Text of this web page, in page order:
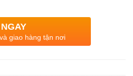
giao hàng tận nơi